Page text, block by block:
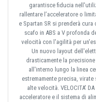
garantisce fiducia
rallentare l’acceleratore o
e Spartan SR si prenderà cura
scafo in ABS a V profonda
velocità con l'agilità per
Un nuovo layout
drasticamente la
all'interno lungo la linea
estremamente precisa,
alte velocità. VELOCITA'
acceleratore e il sistema di